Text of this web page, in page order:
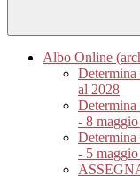
Albo Online
Determina
al 2028
Determina
- 8
Determina
- 5